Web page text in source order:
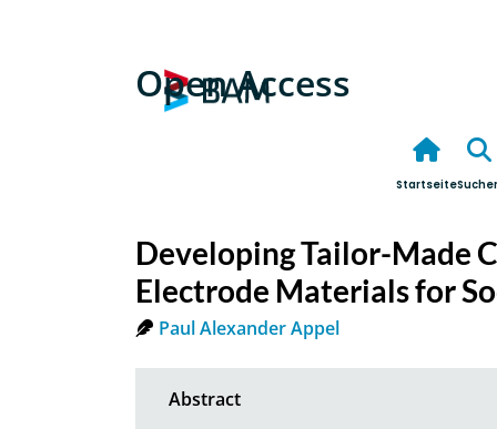
Open Access
Startseite
Developing Tailor-Made
Electrode Materials for
Paul Alexander Appel